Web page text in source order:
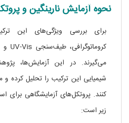
نحوه آزمایش نارینگین و
برای بررسی ویژگی‌های این
می‌گیرند. در این آزمایش‌ها،
شیمیایی این ترکیب را تحلیل کرده
کنند. پروتکل‌های آزمایشگاهی برای
زیر است: